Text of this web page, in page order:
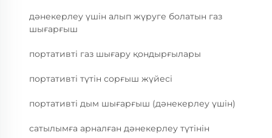
дәнекерлеу үшін алып жүруге болатын газ
шығарғыш
портативті газ шығару қондырғылары
портативті түтін сорғыш жүйесі
портативті дым шығарғыш (дәнекерлеу үшін)
сатылымға арналған дәнекерлеу түтінін